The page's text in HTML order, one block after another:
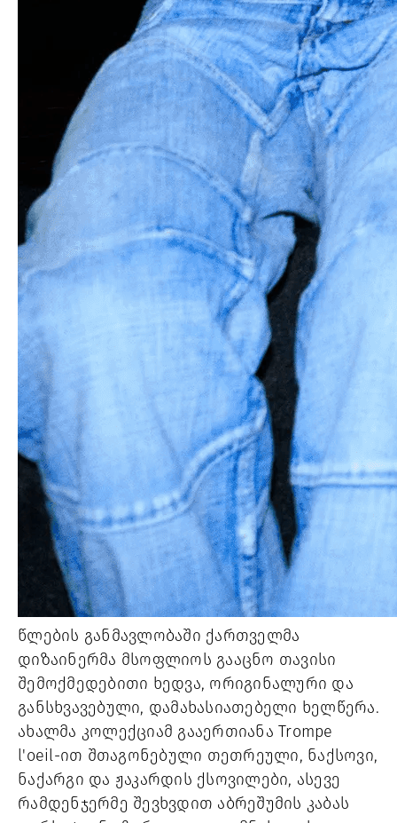
წლების განმავლობაში ქართველმა
დიზაინერმა მსოფლიოს გააცნო თავისი
შემოქმედებითი ხედვა, ორიგინალური და
განსხვავებული, დამახასიათებელი ხელწერა.
ახალმა კოლექციამ გააერთიანა Trompe
l'oeil-ით შთაგონებული თეთრეული, ნაქსოვი,
ნაქარგი და ჟაკარდის ქსოვილები, ასევე
რამდენჯერმე შევხვდით აბრეშუმის კაბას